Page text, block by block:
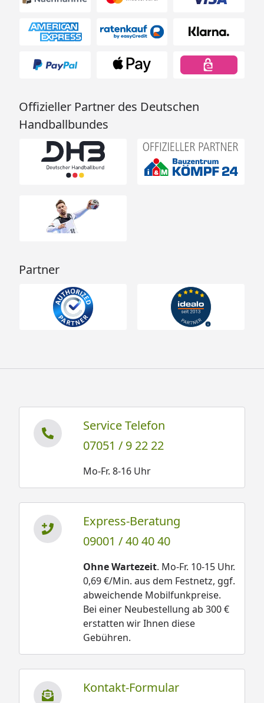
Offizieller Partner des Deutschen
Handballbundes
Partner
Service Telefon
07051 / 9 22 22
Mo-Fr. 8-16 Uhr
Express-Beratung
09001 / 40 40 40
Ohne Wartezeit. Mo-Fr. 10-15 Uhr.
0,69 €/Min. aus dem Festnetz, ggf.
abweichende Mobilfunkpreise.
Bei einer Neubestellung ab 300 €
erstatten wir Ihnen diese
Gebühren.
Kontakt-Formular